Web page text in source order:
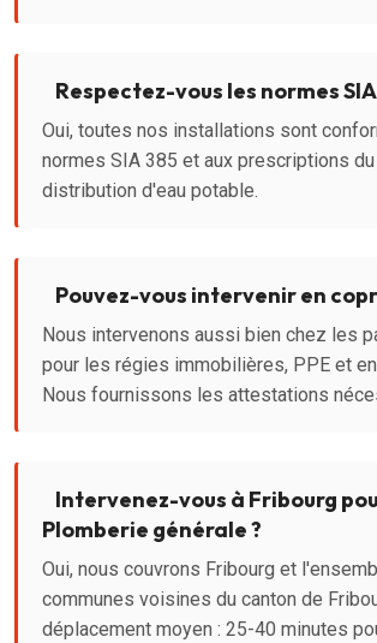
Respectez-vous les normes SIA
Oui, toutes nos installations sont
normes SIA 385 et aux prescriptions du
distribution d'eau potable.
Pouvez-vous intervenir en
Nous intervenons aussi bien chez les
pour les régies immobilières, PPE et
Nous fournissons les attestations
Intervenez-vous à Fribourg
Plomberie générale ?
Oui, nous couvrons Fribourg et
communes voisines du canton de
déplacement moyen : 25-40 minutes